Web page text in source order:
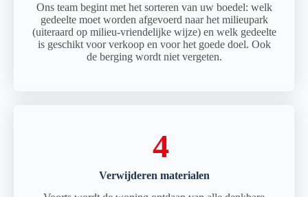
Ons team begint met het sorteren van uw boedel: welk
gedeelte moet worden afgevoerd naar het milieupark
(uiteraard op milieu-vriendelijke wijze) en welk gedeelte
is geschikt voor verkoop en voor het goede doel. Ook
de berging wordt niet vergeten.
4
Verwijderen materialen